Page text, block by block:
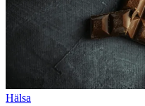
Hälsa